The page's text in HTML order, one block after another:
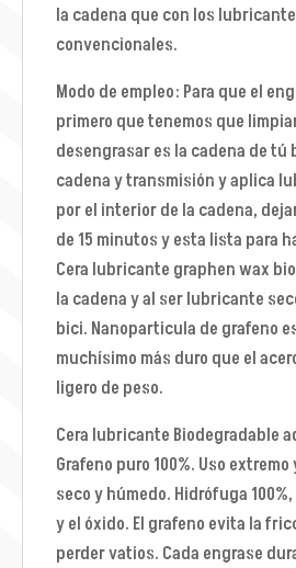
la cadena que con los
convencionales.
Modo de empleo: Para que el
primero que tenemos que
desengrasar es la cadena de tú
cadena y transmisión y aplica
por el interior de la cadena,
de 15 minutos y esta lista para
Cera lubricante graphen wax
la cadena y al ser lubricante
bici. Nanoparticula de grafeno
muchísimo más duro que el
ligero de peso.
Cera lubricante Biodegradable
Grafeno puro 100%. Uso
seco y húmedo. Hidrófuga
y el óxido. El grafeno evita la
perder vatios. Cada engrase